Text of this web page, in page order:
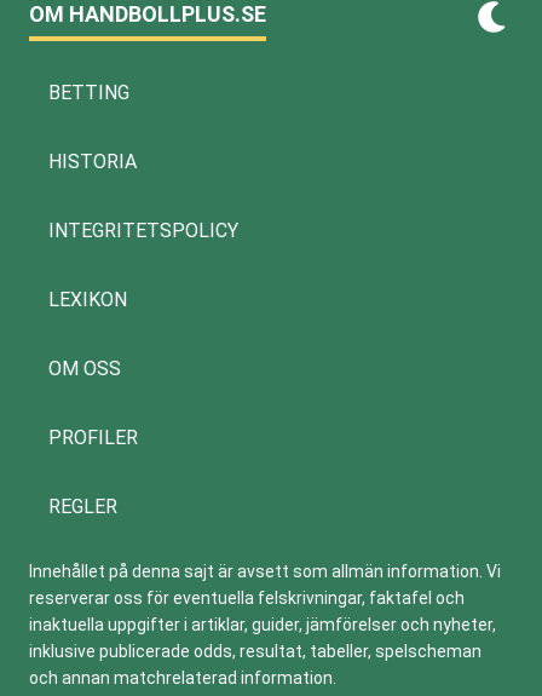
OM HANDBOLLPLUS.SE
BETTING
HISTORIA
INTEGRITETSPOLICY
LEXIKON
OM OSS
PROFILER
REGLER
Innehållet på denna sajt är avsett som allmän information. Vi
reserverar oss för eventuella felskrivningar, faktafel och
inaktuella uppgifter i artiklar, guider, jämförelser och nyheter,
inklusive publicerade odds, resultat, tabeller, spelscheman
och annan matchrelaterad information.